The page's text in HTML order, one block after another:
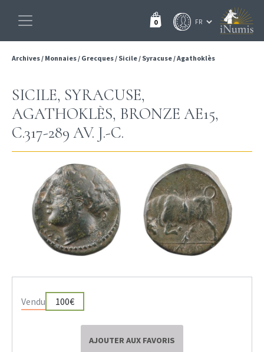
0
Archives/ Monnaies/ Grecques/ Sicile/ Syracuse/Agathoklès
SICILE, SYRACUSE,
AGATHOKLÈS, BRONZE AE15,
C.317-289 AV. J.-C.
Vendu 100€
AJOUTER AUX FAVORIS